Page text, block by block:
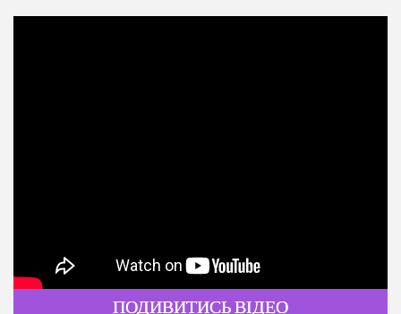
ПОДИВИТИСЬ ВІДЕО